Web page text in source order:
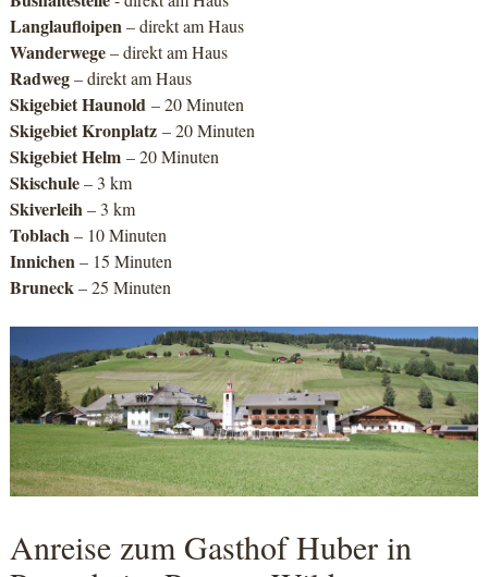
Langlaufloipen– direkt am Haus
Wanderwege– direkt am Haus
Radweg– direkt am Haus
Skigebiet Haunold – 20 Minuten
Skigebiet Kronplatz– 20 Minuten
Skigebiet Helm– 20 Minuten
Skischule– 3 km
Skiverleih– 3 km
Toblach– 10 Minuten
Innichen– 15 Minuten
Bruneck– 25 Minuten
Anreise zum Gasthof Huber in